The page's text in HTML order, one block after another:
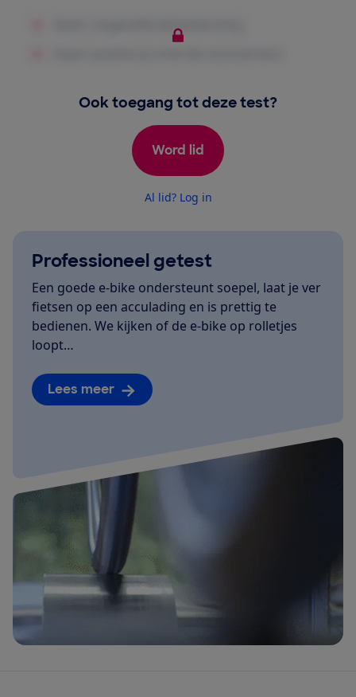
Ook toegang tot deze test?
Word lid
Al lid? Log in
Professioneel getest
Een goede e-bike ondersteunt soepel, laat je ver
fietsen op een acculading en is prettig te
bedienen. We kijken of de e-bike op rolletjes
loopt…
Lees meer